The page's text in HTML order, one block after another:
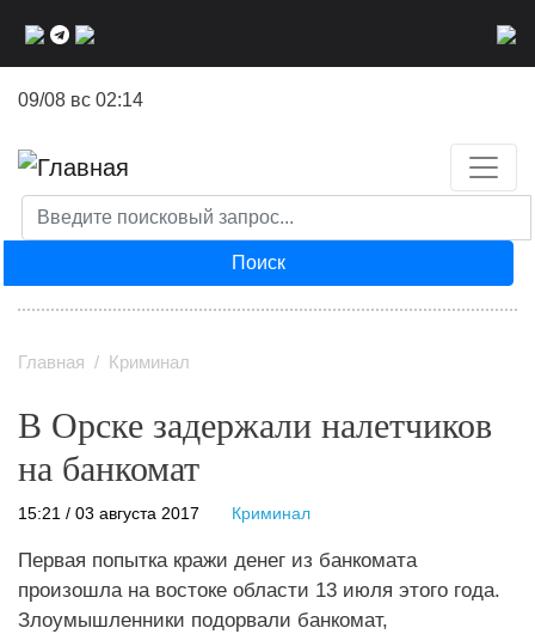
09/08 вс 02:14
Поиск
Главная Криминал
В Орске задержали налетчиков
на банкомат
15:21 / 03 августа 2017 Криминал
Первая попытка кражи денег из банкомата
произошла на востоке области 13 июля этого года.
Злоумышленники подорвали банкомат,